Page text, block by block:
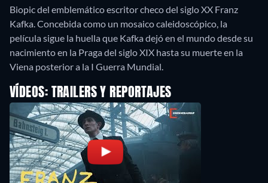
Biopic del emblemático escritor checo del siglo XX Franz
Kafka. Concebida como un mosaico caleidoscópico, la
película sigue la huella que Kafka dejó en el mundo desde su
nacimiento en la Praga del siglo XIX hasta su muerte en la
Viena posterior a la I Guerra Mundial.
VÍDEOS: TRAILERS Y REPORTAJES